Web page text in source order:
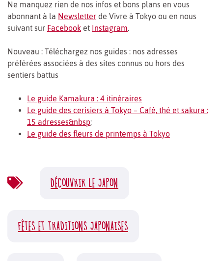
Ne manquez rien de nos infos et bons plans en vous
abonnant à la Newsletter de Vivre à Tokyo ou en nous
suivant sur Facebook et Instagram.
Nouveau : Téléchargez nos guides : nos adresses
préférées associées à des sites connus ou hors des
sentiers battus
Le guide Kamakura : 4 itinéraires
Le guide des cerisiers à Tokyo – Café, thé et sakura :
15 adresses&nbsp;
Le guide des fleurs de printemps à Tokyo
DÉCOUVRIR LE JAPON
FÊTES ET TRADITIONS JAPONAISES